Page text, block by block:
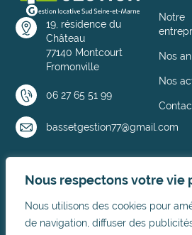
Nous respectons votre vie
Nous utilisons des cookies pour
de navigation, diffuser des
19, résidence du
Château
77140 Montcourt
Fromonville
06 27 65 51 99
bassetgestion77@gmail.com
Notre
Nos
Nos